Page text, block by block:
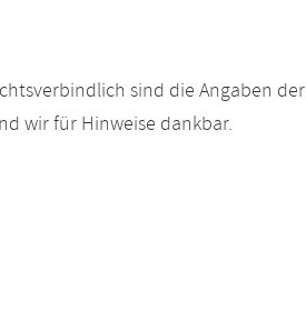
sind die Angaben der
wir für Hinweise dankbar.